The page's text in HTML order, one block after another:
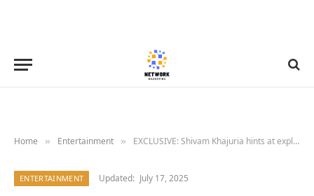
Home » Entertainment » EXCLUSIVE: Shivam Khajuria hints at explosive drama in Anupamaa; says, “The dynamics are going to get increasingly complex” : Bollywood News – Bollywood Hungama
ENTERTAINMENT Updated: July 17, 2025